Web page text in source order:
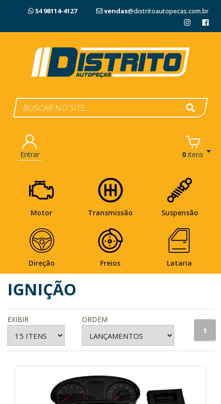
54 98114-4127 vendas@distritoautopecas.com.br
Entrar 0 itens
Motor Transmissão Suspensão
Direção Freios Lataria
IGNIÇÃO
EXIBIR ORDEM
1